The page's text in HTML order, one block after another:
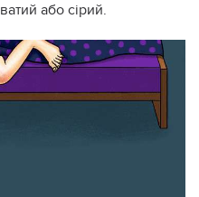
або сірий.